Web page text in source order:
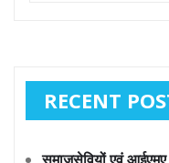
RECENT
समाजसेवियों एवं